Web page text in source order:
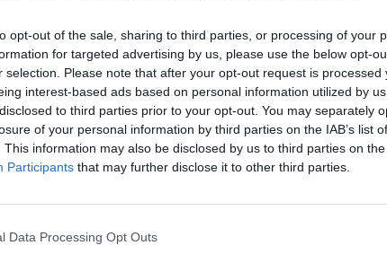
opt-out of the sale, sharing to third parties, or processing of your
for targeted advertising by us, please use the below opt-
selection. Please note that after your opt-out request is processed
interest-based ads based on personal information utilized by
to third parties prior to your opt-out. You may separately
of your personal information by third parties on the IAB’s list
This information may also be disclosed by us to third parties on the
Participants that may further disclose it to other third parties.
Data Processing Opt Outs